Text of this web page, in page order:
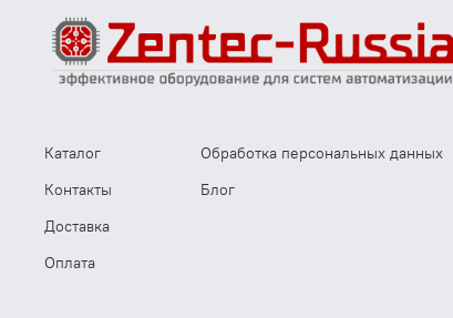
Каталог
Контакты
Доставка
Оплата
Обработка персональных данных
Блог